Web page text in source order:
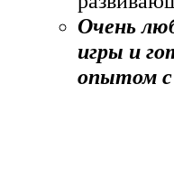
Очень
игры и
опытом